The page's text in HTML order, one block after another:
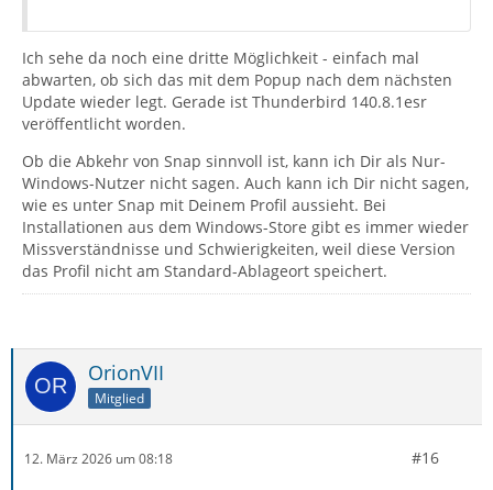
Ich sehe da noch eine dritte Möglichkeit - einfach mal
abwarten, ob sich das mit dem Popup nach dem nächsten
Update wieder legt. Gerade ist Thunderbird 140.8.1esr
veröffentlicht worden.
Ob die Abkehr von Snap sinnvoll ist, kann ich Dir als Nur-
Windows-Nutzer nicht sagen. Auch kann ich Dir nicht sagen,
wie es unter Snap mit Deinem Profil aussieht. Bei
Installationen aus dem Windows-Store gibt es immer wieder
Missverständnisse und Schwierigkeiten, weil diese Version
das Profil nicht am Standard-Ablageort speichert.
OrionVII
Mitglied
12. März 2026 um 08:18 #16